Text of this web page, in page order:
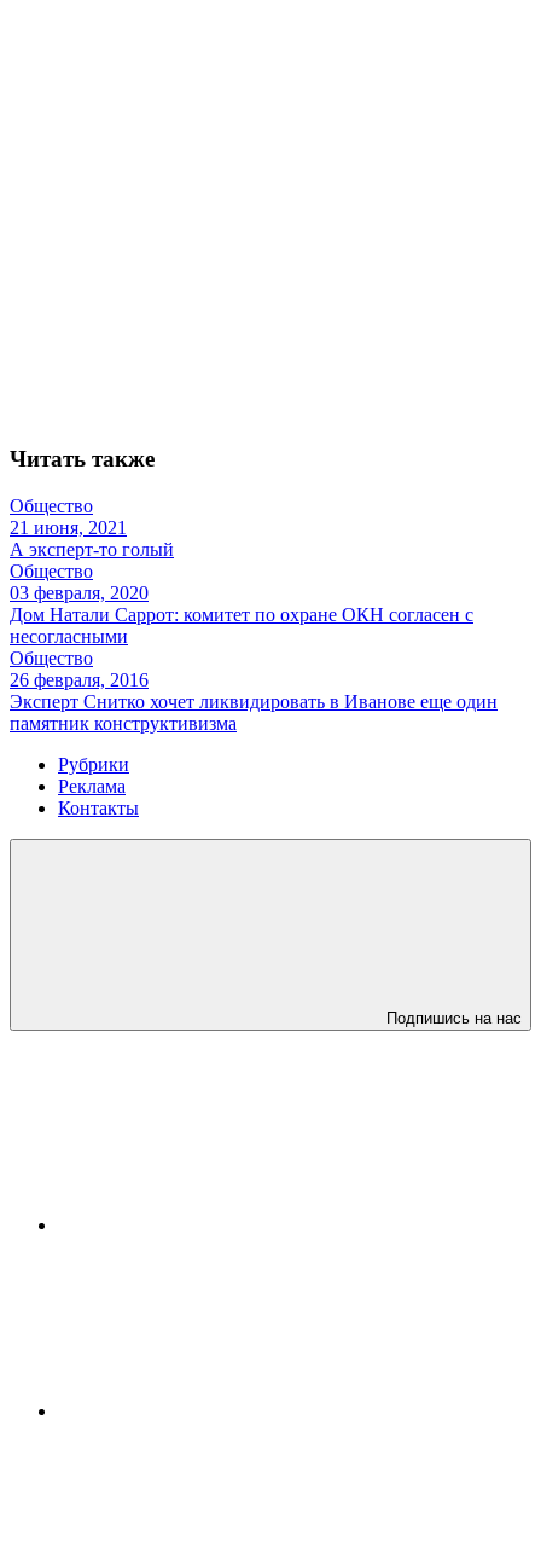
Читать также
Общество
21 июня, 2021
А эксперт-то голый
Общество
03 февраля, 2020
Дом Натали Саррот: комитет по охране ОКН согласен с
несогласными
Общество
26 февраля, 2016
Эксперт Снитко хочет ликвидировать в Иванове еще один
памятник конструктивизма
Рубрики
Реклама
Контакты
Подпишись на нас